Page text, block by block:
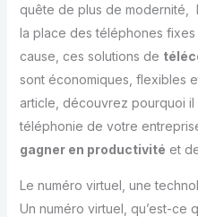
quête de plus de modernité,
la place des téléphones
cause, ces solutions de
sont économiques, flexibles
article, découvrez pourquoi il
téléphonie de votre
gagner en productivité et
Le numéro virtuel, une
Un numéro virtuel, qu’est-ce